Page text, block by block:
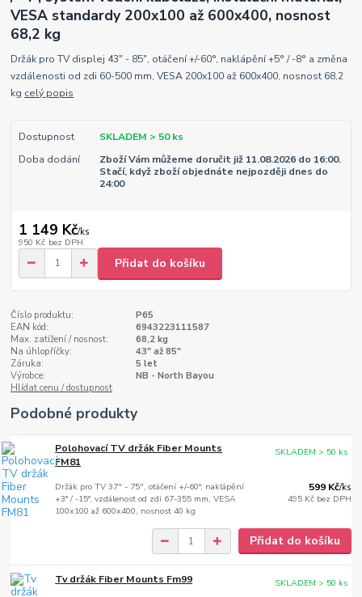
VESA standardy 200x100 až 600x400, nosnost
68,2 kg
Držák pro TV displej 43" - 85", otáčení +/-60°, naklápění +5° / -8° a změna
vzdálenosti od zdi 60-500 mm, VESA 200x100 až 600x400, nosnost 68,2
kg celý popis
Dostupnost
SKLADEM > 50 ks
Doba dodání
Zboží Vám můžeme doručit již 11.08.2026 do 16:00.
Stačí, když zboží objednáte nejpozději dnes do
24:00
1 149 Kč/ks
950 Kč bez DPH
Přidat do košíku
Číslo produktu:
P65
EAN kód:
6943223111587
Max. zatížení / nosnost:
68,2 kg
Na úhlopříčky:
43" až 85"
Záruka:
5 let
Výrobce:
NB - North Bayou
Hlídat cenu / dostupnost
Podobné produkty
Polohovací TV držák Fiber Mounts
FM81
Držák pro TV 37" - 75", otáčení +/-60°, naklápění
+3° / -15°, vzdálenost od zdi 67-355 mm, VESA
100x100 až 600x400, nosnost 40 kg
599 Kč/ks
495 Kč bez DPH
SKLADEM > 50 ks
Přidat do košíku
Tv držák Fiber Mounts Fm99 SKLADEM > 50 ks